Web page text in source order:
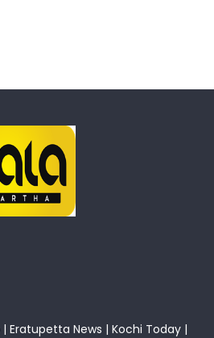
| Eratupetta News | Kochi Today |